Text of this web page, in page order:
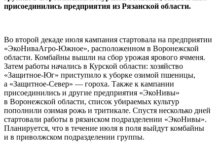
присоединились предприятия из Рязанской области.
Во второй декаде июля кампания стартовала на предприятии
«ЭкоНиваАгро-Южное», расположенном в Воронежской
области. Комбайны вышли на сбор урожая ярового ячменя.
Затем работы начались в Курской области: хозяйство
«Защитное-Юг» приступило к уборке озимой пшеницы,
а «Защитное-Север» — гороха. Также к кампании
присоединились и другие предприятия «ЭкоНивы»
в Воронежской области, список убираемых культур
пополнили озимая рожь и тритикале. Спустя несколько дней
стартовали работы в рязанском подразделении «ЭкоНивы».
Планируется, что в течение июля в поля выйдут комбайны
и в приволжском подразделении группы.